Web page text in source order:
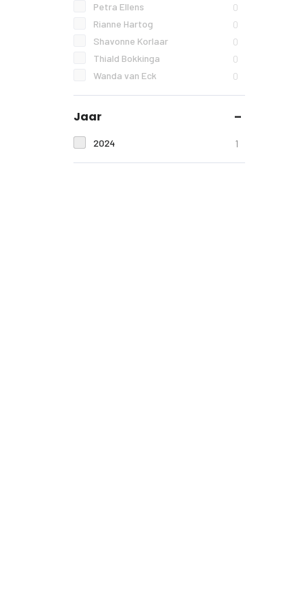
Petra Ellens 0
Rianne Hartog 0
Shavonne Korlaar 0
Thiald Bokkinga 0
Wanda van Eck 0
Jaar
2024 1